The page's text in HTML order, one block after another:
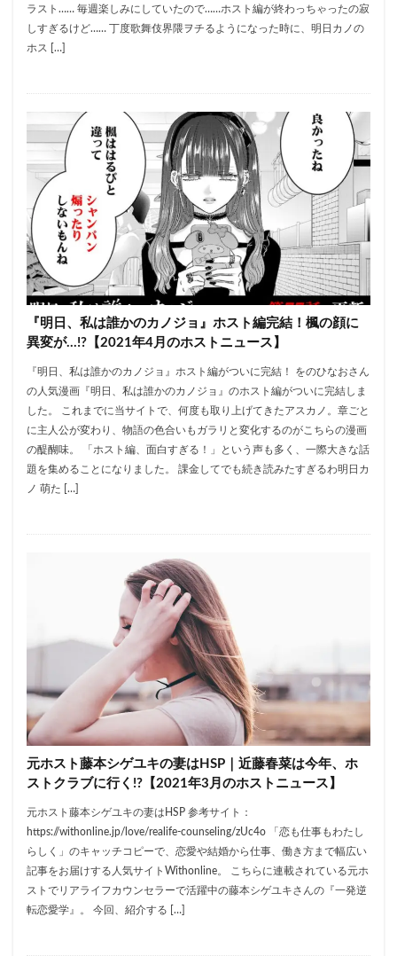
ラスト…… 毎週楽しみにしていたので……ホスト編が終わっちゃったの寂
しすぎるけど…… 丁度歌舞伎界隈ヲチるようになった時に、明日カノの
ホス […]
『明日、私は誰かのカノジョ』ホスト編完結！楓の顔に
異変が…!?【2021年4月のホストニュース】
『明日、私は誰かのカノジョ』ホスト編がついに完結！ をのひなおさん
の人気漫画『明日、私は誰かのカノジョ』のホスト編がついに完結しま
した。 これまでに当サイトで、何度も取り上げてきたアスカノ。章ごと
に主人公が変わり、物語の色合いもガラリと変化するのがこちらの漫画
の醍醐味。 「ホスト編、面白すぎる！」という声も多く、一際大きな話
題を集めることになりました。 課金してでも続き読みたすぎるわ明日カ
ノ 萌た […]
元ホスト藤本シゲユキの妻はHSP｜近藤春菜は今年、ホ
ストクラブに行く!?【2021年3月のホストニュース】
元ホスト藤本シゲユキの妻はHSP 参考サイト：
https://withonline.jp/love/realife-counseling/zUc4o 「恋も仕事もわたし
らしく」のキャッチコピーで、恋愛や結婚から仕事、働き方まで幅広い
記事をお届けする人気サイトWithonline。 こちらに連載されている元ホ
ストでリアライフカウンセラーで活躍中の藤本シゲユキさんの『一発逆
転恋愛学』。 今回、紹介する […]